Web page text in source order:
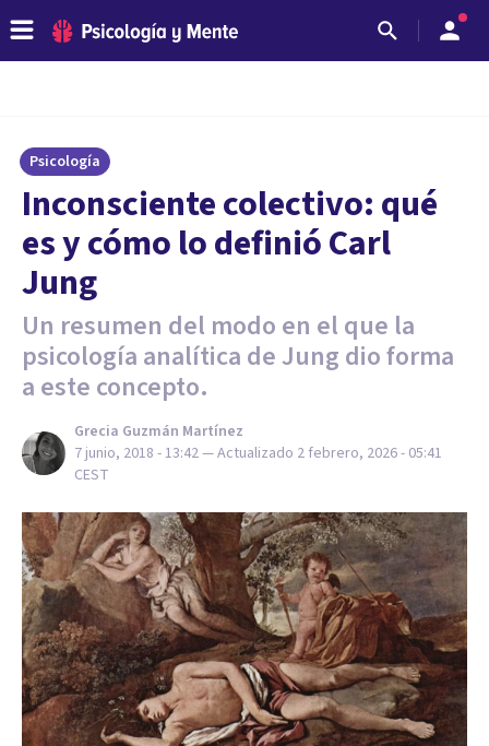
Psicología
Inconsciente colectivo: qué
es y cómo lo definió Carl
Jung
Un resumen del modo en el que la
psicología analítica de Jung dio forma
a este concepto.
Grecia Guzmán Martínez
7 junio, 2018 - 13:42— Actualizado 2 febrero, 2026 - 05:41
CEST